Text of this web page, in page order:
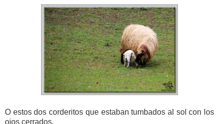
O estos dos corderitos que estaban tumbados al sol con los
ojos cerrados.